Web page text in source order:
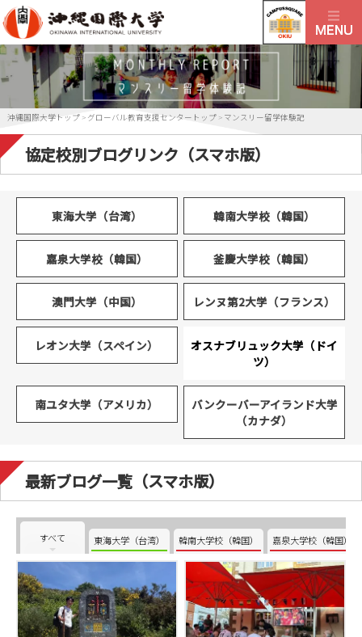
沖縄国際大学トップ > グローバル教育支援センタートップ > マンスリー留学体験記
協定校別ブログリンク（スマホ版）
東海大学（台湾） 韓南大学校（韓国）
嘉泉大学校（韓国） 釜慶大学校（韓国）
澳門大学（中国） レンヌ第2大学（フランス）
レオン大学（スペイン）
オスナブリュック大学（ドイ
ツ）
南ユタ大学（アメリカ）
バンクーバーアイランド大学
（カナダ）
最新ブログ一覧（スマホ版）
すべて 東海大学（台湾） 韓南大学校（韓国） 嘉泉大学校（韓国）